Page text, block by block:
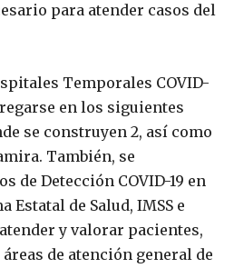
para atender casos del
Temporales COVID-
en los siguientes
se construyen 2, así como
También, se
de Detección COVID-19 en
Estatal de Salud, IMSS e
y valorar pacientes,
de atención general de